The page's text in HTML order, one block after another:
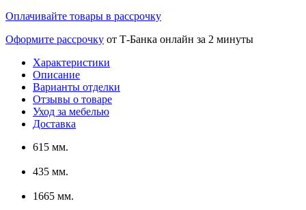
Оплачивайте товары в рассрочку
Оформите рассрочку от Т-Банка онлайн за 2 минуты
Характеристики
Описание
Варианты отделки
Отзывы о товаре
Уход за мебелью
Доставка
615 мм.
435 мм.
1665 мм.